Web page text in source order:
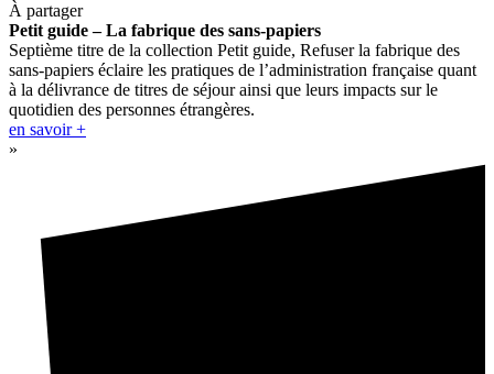
À partager
Petit guide – La fabrique des sans-papiers
Septième titre de la collection Petit guide, Refuser la fabrique des
sans-papiers éclaire les pratiques de l’administration française quant
à la délivrance de titres de séjour ainsi que leurs impacts sur le
quotidien des personnes étrangères.
en savoir +
»